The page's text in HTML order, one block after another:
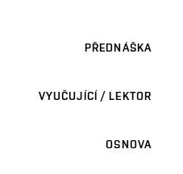
PŘEDNÁŠKA
VYUČUJÍCÍ / LEKTOR
OSNOVA